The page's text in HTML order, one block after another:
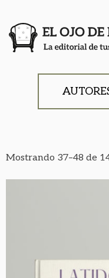
Mostrando 37–48 de